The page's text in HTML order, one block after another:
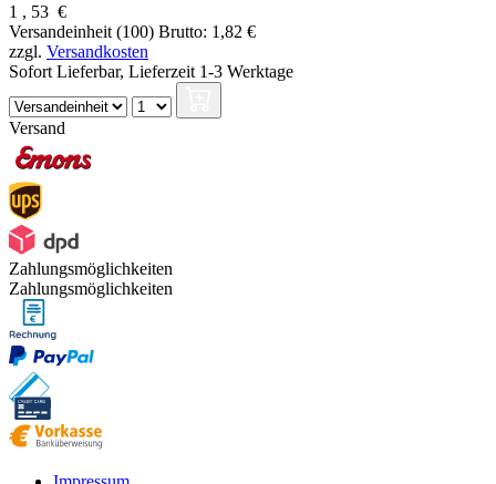
1 , 53 €
Versandeinheit (100) Brutto: 1,82 €
zzgl. Versandkosten
Sofort Lieferbar, Lieferzeit 1-3 Werktage
Versand
Zahlungsmöglichkeiten
Zahlungsmöglichkeiten